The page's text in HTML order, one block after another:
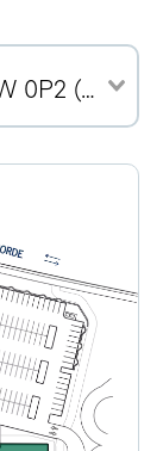
1170 Rue de Courchevel, G6W 0P2 (14)